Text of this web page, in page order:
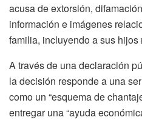
acusa de extorsión,
información e imágenes
familia, incluyendo a sus hijos
A través de una declaración
la decisión responde a una
como un “esquema de
entregar una “ayuda